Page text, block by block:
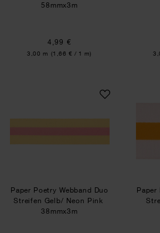
58mmx3m
4,99 €
Inhalt:
3,00 m (1,66 € / 1 m)
Paper Poetry
Paper Poetry Webband Duo
Streifen Gelb/ Neon Pink
38mmx3m
Paper